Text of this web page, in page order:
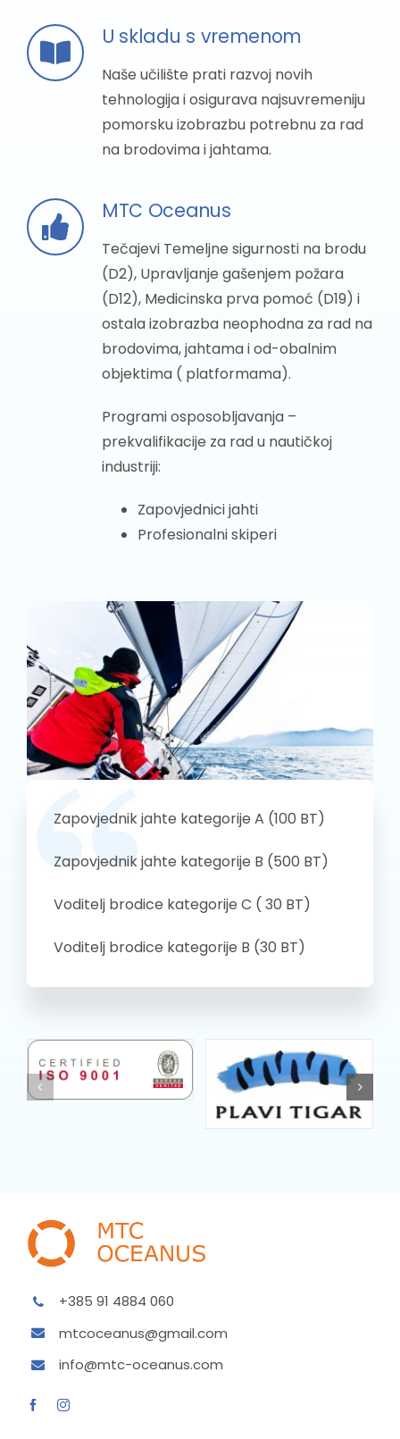
U skladu s vremenom
Naše učilište prati razvoj novih
tehnologija i osigurava najsuvremeniju
pomorsku izobrazbu potrebnu za rad
na brodovima i jahtama.
MTC Oceanus
Tečajevi Temeljne sigurnosti na brodu
(D2), Upravljanje gašenjem požara
(D12), Medicinska prva pomoć (D19) i
ostala izobrazba neophodna za rad na
brodovima, jahtama i od-obalnim
objektima ( platformama).
Programi osposobljavanja –
prekvalifikacije za rad u nautičkoj
industriji:
Zapovjednici jahti
Profesionalni skiperi
Zapovjednik jahte kategorije A (100 BT)
Zapovjednik jahte kategorije B (500 BT)
Voditelj brodice kategorije C ( 30 BT)
Voditelj brodice kategorije B (30 BT)
+385 91 4884 060
mtcoceanus@gmail.com
info@mtc-oceanus.com